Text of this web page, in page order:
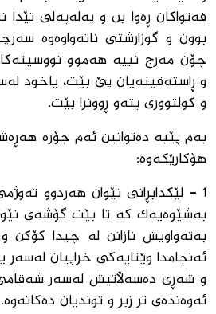
فه‌تواکان ڕەوا بن و پەلەپەلی
بوون و گوزارشتی ناتەواوەوه‌
چۆن مەرج نییە هەموو
و ڕاستەقینەیان پێ بێت، یاخود
و کولتووری پتەو ڕوونرا بێت.
بەم پێیە دەتوانین ئەم جۆرە
هۆکارێکەوە:
1 - لێکدابڕانی نێوان هەردوو
بەشێوەیەک کە تا بێت گۆشەی
بەتەواویش نازانن لە چیدا کۆکن
ئەنجامدا وێنایەکی خراپیان
و شەڕی دەسەڵاتیش لەسەر
ئەوەندەی تر زبر و توندیان دەکاتەوە.